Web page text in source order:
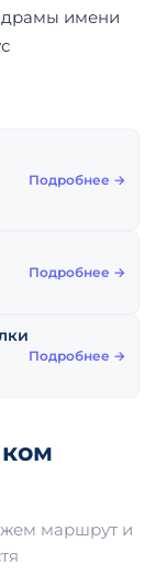
драмы имени
Подробнее →
Подробнее →
Подробнее →
маршрут и